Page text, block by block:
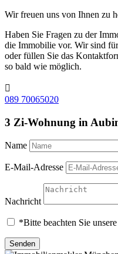
Wir freuen uns von Ihnen zu
Haben Sie Fragen zu der
die Immobilie vor. Wir sind
oder füllen Sie das
so bald wie möglich.

089 70065020
3 Zi-Wohnung in
Name
E-Mail-Adresse
Nachricht
*Bitte beachten Sie unsere
Senden